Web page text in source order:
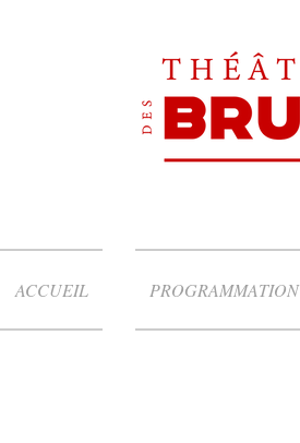
ACCUEIL PROGRAMMATION